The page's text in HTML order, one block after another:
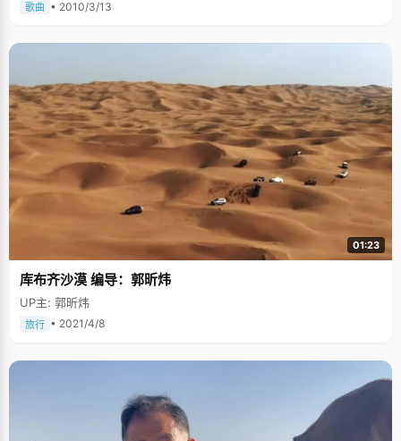
歌曲 • 2010/3/13
01:23
库布齐沙漠 编导：郭昕炜
UP主: 郭昕炜
旅行 • 2021/4/8